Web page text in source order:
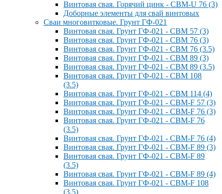
Винтовая свая. Горячий цинк - СВМ-U 76 (3)
Доборные элементы для свай винтовых
Сваи многовитковые. Грунт ГФ-021
Винтовая свая. Грунт ГФ-021 - СВМ 57 (3)
Винтовая свая. Грунт ГФ-021 - СВМ 76 (3)
Винтовая свая. Грунт ГФ-021 - СВМ 76 (3.5)
Винтовая свая. Грунт ГФ-021 - СВМ 89 (3)
Винтовая свая. Грунт ГФ-021 - СВМ 89 (3.5)
Винтовая свая. Грунт ГФ-021 - СВМ 108
(3.5)
Винтовая свая. Грунт ГФ-021 - СВМ 114 (4)
Винтовая свая. Грунт ГФ-021 - СВМ-F 57 (3)
Винтовая свая. Грунт ГФ-021 - СВМ-F 76 (3)
Винтовая свая. Грунт ГФ-021 - СВМ-F 76
(3.5)
Винтовая свая. Грунт ГФ-021 - СВМ-F 76 (4)
Винтовая свая. Грунт ГФ-021 - СВМ-F 89 (3)
Винтовая свая. Грунт ГФ-021 - СВМ-F 89
(3.5)
Винтовая свая. Грунт ГФ-021 - СВМ-F 89 (4)
Винтовая свая. Грунт ГФ-021 - СВМ-F 108
(3.5)